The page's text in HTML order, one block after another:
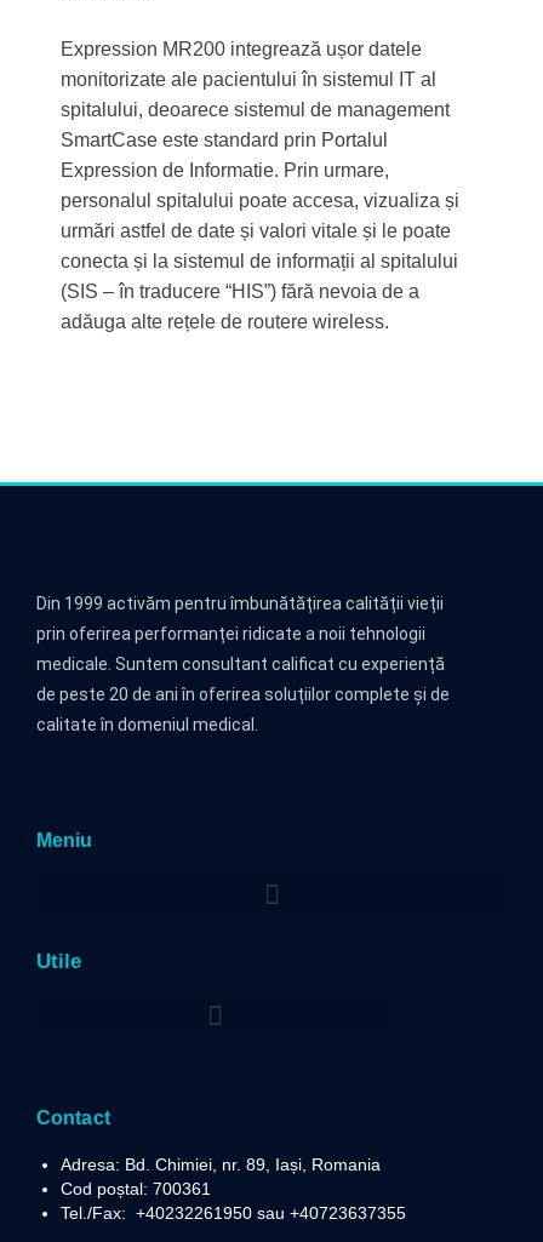
Expression MR200 integrează ușor datele
monitorizate ale pacientului în sistemul IT al
spitalului, deoarece sistemul de management
SmartCase este standard prin Portalul
Expression de Informatie. Prin urmare,
personalul spitalului poate accesa, vizualiza și
urmări astfel de date și valori vitale și le poate
conecta și la sistemul de informații al spitalului
(SIS – în traducere “HIS”) fără nevoia de a
adăuga alte rețele de routere wireless.
Din 1999 activăm pentru îmbunătățirea calității vieții
prin oferirea performanței ridicate a noii tehnologii
medicale. Suntem consultant calificat cu experiență
de peste 20 de ani în oferirea soluțiilor complete și de
calitate în domeniul medical.
Meniu
Utile
Contact
Adresa: Bd. Chimiei, nr. 89, Iași, Romania
Cod poștal: 700361
Tel./Fax: +40232261950 sau +40723637355